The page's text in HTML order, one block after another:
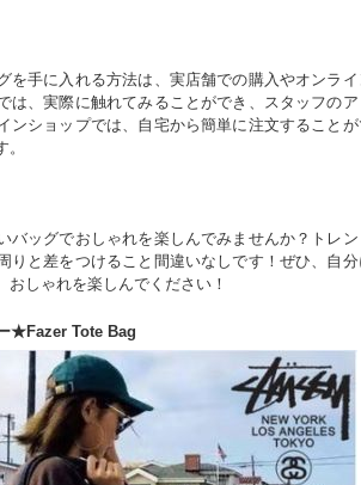
を手に入れる方法は、実店舗での購入やオンラ
は、実際に触れてみることができ、スタッフの
ンショップでは、自宅から簡単に注文すること
バッグでおしゃれを楽しんでみませんか？トレ
りと差をつけること間違いなしです！ぜひ、自
おしゃれを楽しんでください！
★Fazer Tote Bag